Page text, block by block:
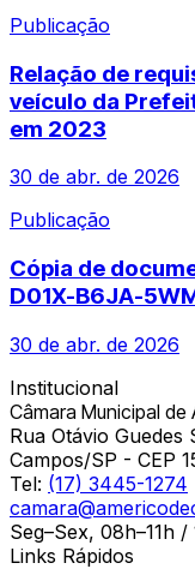
Publicação
Relação de
veículo da
em 2023
30 de abr. de 2026
Publicação
Cópia de
D01X-B6JA-
30 de abr. de 2026
Institucional
Câmara Municipal
Rua Otávio
Campos/SP - CEP
Tel: (17) 3445-1274
Seg–Sex, 08h–11h /
Links Rápidos